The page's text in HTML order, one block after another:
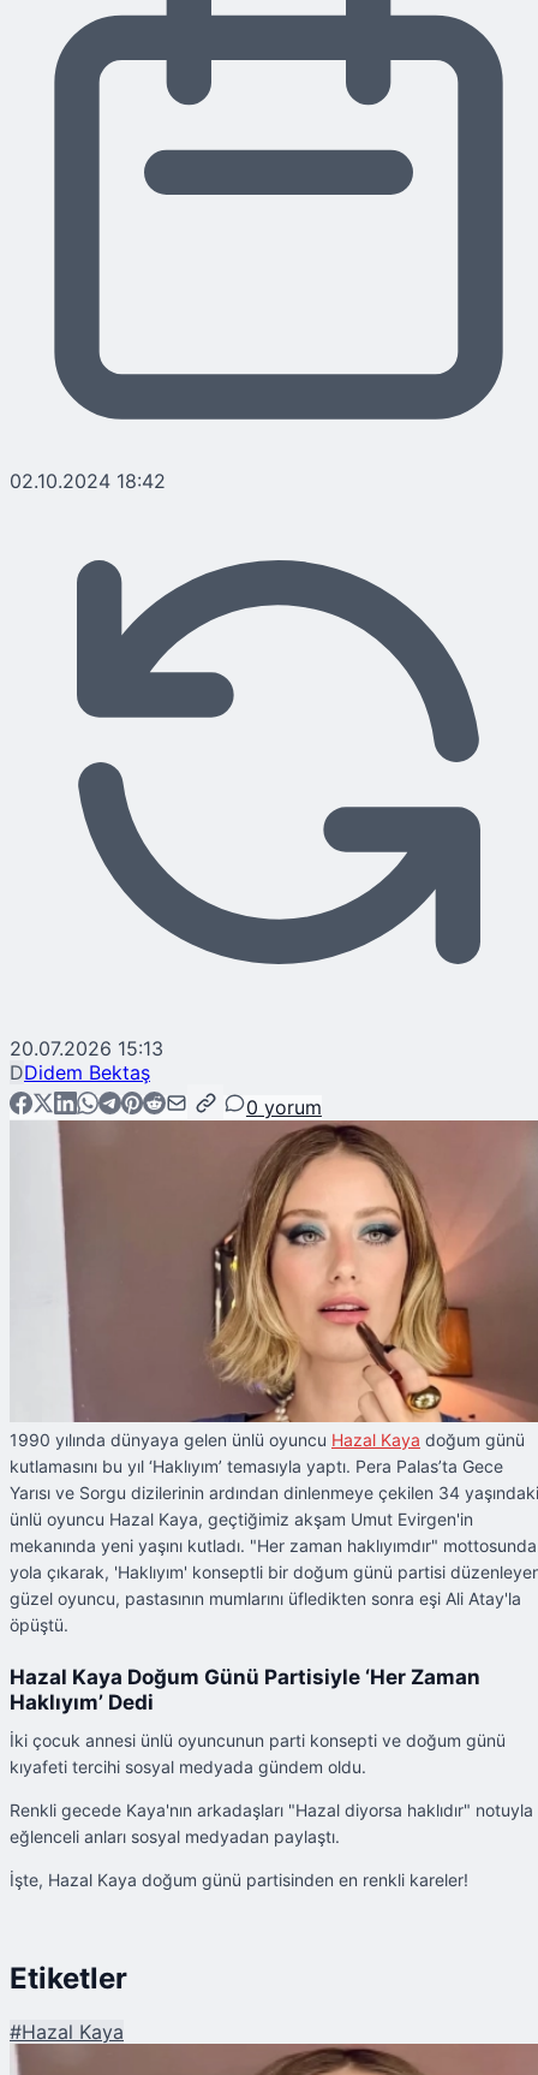
02.10.2024 18:42
20.07.2026 15:13
DDidem Bektaş
0 yorum
1990 yılında dünyaya gelen ünlü oyuncu Hazal Kaya doğum günü
kutlamasını bu yıl ‘Haklıyım’ temasıyla yaptı. Pera Palas’ta Gece
Yarısı ve Sorgu dizilerinin ardından dinlenmeye çekilen 34 yaşındaki
ünlü oyuncu Hazal Kaya, geçtiğimiz akşam Umut Evirgen'in
mekanında yeni yaşını kutladı. "Her zaman haklıyımdır"
yola çıkarak, 'Haklıyım' konseptli bir doğum günü partisi
güzel oyuncu, pastasının mumlarını üfledikten sonra eşi Ali Atay'la
öpüştü.
Hazal Kaya Doğum Günü Partisiyle ‘Her Zaman
Haklıyım’ Dedi
İki çocuk annesi ünlü oyuncunun parti konsepti ve doğum günü
kıyafeti tercihi sosyal medyada gündem oldu.
Renkli gecede Kaya'nın arkadaşları "Hazal diyorsa haklıdır" notuyla
eğlenceli anları sosyal medyadan paylaştı.
İşte, Hazal Kaya doğum günü partisinden en renkli kareler!
Etiketler
#Hazal Kaya